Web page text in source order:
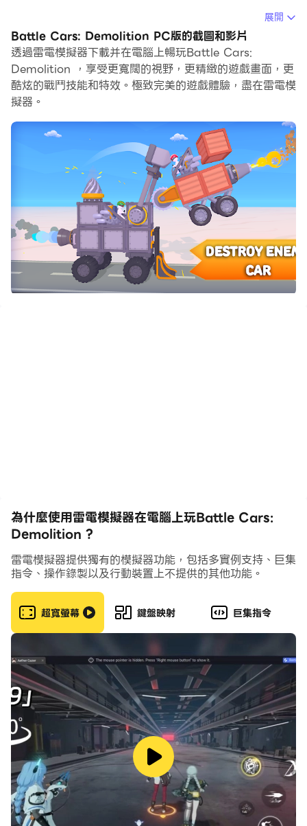
當你在電腦上玩Battle Cars: Demolition的時候，你可以
調整幀頻設定，享受流暢的遊戲體驗和酷炫的遊戲畫面。
雷電模擬器還提供配置好的鍵盤映射，以最大限度地方便你
控制整個遊戲的操作。鍵盤映射功能的不斷最佳化還提高了
按鍵靈敏度和技能釋放精準度。為了增強你的遊戲體驗，雷
按鈕、連續按鍵等。
如果你想用遊戲手把玩遊戲，自動啟用的遊戲手把檢測可以
幫助你在幾個簡單的點擊中自訂控制，自由移動你的英雄。
現在就開始在電腦上下載和玩Battle Cars: Demolition
吧！
設計並製造你自己的戰車並粉碎所有對手！
或者只是慢慢地將它們推到碎紙機牆上。在戰車世界裡，任
何戰術都可以帶領你取得勝利！
您不需要成為專業工程師。將車輛部件拖放到活動場地上，
注意發動機的能量。您可以使用的方塊和武器的數量取決於
能量容量。不同的材料可能會增加或減少汽車的重量。不要
忘記策略。你永遠不知道你的對手會使用哪種武器，盡量做
好一切準備。如果敵方車輛防護良好怎麼辦？或者它攜帶一
門遠程大砲？
你輸了？不要悲傷！讓我們對汽車構造進行一些改變並進行
複仇吧！
展開
Battle Cars: Demolition PC版的截圖和影片
透過雷電模擬器下載并在電腦上暢玩Battle Cars:
Demolition ，享受更寬闊的視野，更精緻的遊戲畫面，更
酷炫的戰鬥技能和特效。極致完美的遊戲體驗，盡在雷電模
擬器。
為什麼使用雷電模擬器在電腦上玩Battle Cars:
Demolition ?
雷電模擬器提供獨有的模擬器功能，包括多實例支持、巨集
指令、操作錄製以及行動裝置上不提供的其他功能。
超寬螢幕 鍵盤映射 巨集指令